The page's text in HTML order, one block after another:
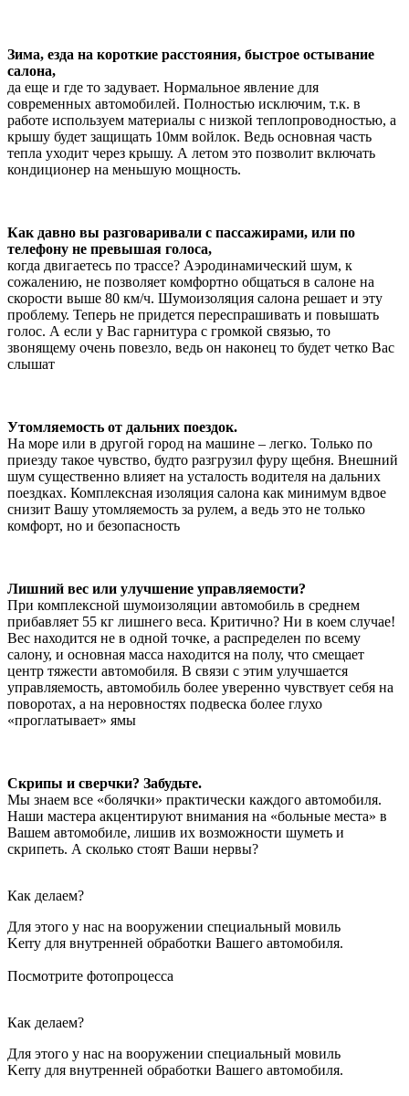
Зима, езда на короткие расстояния, быстрое остывание
салона,
да еще и где то задувает. Нормальное явление для
современных автомобилей. Полностью исключим, т.к. в
работе используем материалы с низкой теплопроводностью, а
крышу будет защищать 10мм войлок. Ведь основная часть
тепла уходит через крышу. А летом это позволит включать
кондиционер на меньшую мощность.
Как давно вы разговаривали с пассажирами, или по
телефону не превышая голоса,
когда двигаетесь по трассе? Аэродинамический шум, к
сожалению, не позволяет комфортно общаться в салоне на
скорости выше 80 км/ч. Шумоизоляция салона решает и эту
проблему. Теперь не придется переспрашивать и повышать
голос. А если у Вас гарнитура с громкой связью, то
звонящему очень повезло, ведь он наконец то будет четко Вас
слышат
Утомляемость от дальних поездок.
На море или в другой город на машине – легко. Только по
приезду такое чувство, будто разгрузил фуру щебня. Внешний
шум существенно влияет на усталость водителя на дальних
поездках. Комплексная изоляция салона как минимум вдвое
снизит Вашу утомляемость за рулем, а ведь это не только
комфорт, но и безопасность
Лишний вес или улучшение управляемости?
При комплексной шумоизоляции автомобиль в среднем
прибавляет 55 кг лишнего веса. Критично? Ни в коем случае!
Вес находится не в одной точке, а распределен по всему
салону, и основная масса находится на полу, что смещает
центр тяжести автомобиля. В связи с этим улучшается
управляемость, автомобиль более уверенно чувствует себя на
поворотах, а на неровностях подвеска более глухо
«проглатывает» ямы
Скрипы и сверчки? Забудьте.
Мы знаем все «болячки» практически каждого автомобиля.
Наши мастера акцентируют внимания на «больные места» в
Вашем автомобиле, лишив их возможности шуметь и
скрипеть. А сколько стоят Ваши нервы?
Как делаем?
Для этого у нас на вооружении специальный мовиль
Kerry для внутренней обработки Вашего автомобиля.
Посмотрите фотопроцесса
Как делаем?
Для этого у нас на вооружении специальный мовиль
Kerry для внутренней обработки Вашего автомобиля.